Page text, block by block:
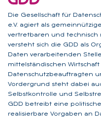
Die Gesellschaft für
e.V. agiert als
vertretbaren und technisch
versteht sich die GDD als
Daten verarbeitenden
mittelständischen Wirtschaft
Datenschutzbeauftragten
Vordergrund steht dabei
Selbstkontrolle und
GDD betreibt eine
realisierbare Vorgaben an